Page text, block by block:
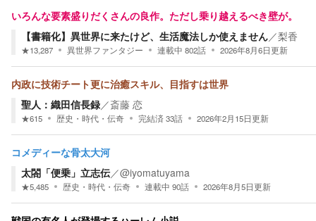
いろんな要素盛りだくさんの良作。ただし乗り越えるべき壁が。
【書籍化】異世界に来たけど、生活魔法しか使えません／梨香
★13,287 異世界ファンタジー 連載中 802話 2026年8月6日更新
内政に技術チート更に治癒スキル、目指すは世界
聖人：織田信長録／斎藤 恋
★615 歴史・時代・伝奇 完結済33話 2026年2月15日更新
コメディーな骨太大河
太閤「便乗」立志伝／@iyomatuyama
★5,485 歴史・時代・伝奇 連載中 90話 2026年8月5日更新